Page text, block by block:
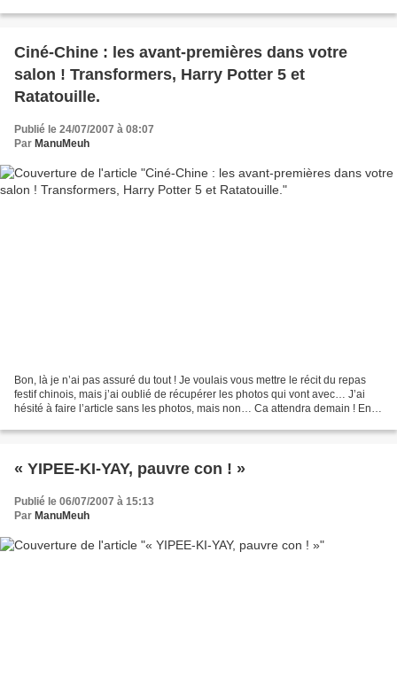
Ciné-Chine : les avant-premières dans votre
salon ! Transformers, Harry Potter 5 et
Ratatouille.
Publié le 24/07/2007 à 08:07
Par ManuMeuh
Bon, là je n’ai pas assuré du tout ! Je voulais vous mettre le récit du repas
festif chinois, mais j’ai oublié de récupérer les photos qui vont avec… J’ai
hésité à faire l’article sans les photos, mais non… Ca attendra demain ! En
« YIPEE-KI-YAY, pauvre con ! »
Publié le 06/07/2007 à 15:13
Par ManuMeuh